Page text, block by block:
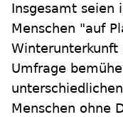
Insgesamt seien
Menschen "auf
Winterunterkunft
Umfrage
Menschen ohne